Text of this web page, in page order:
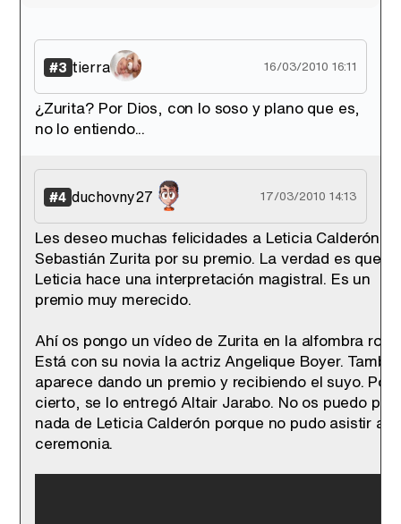
#3 tierra 16/03/2010 16:11
¿Zurita? Por Dios, con lo soso y plano que es,
no lo entiendo...
#4 duchovny27 17/03/2010 14:13
Les deseo muchas felicidades a Leticia Calderón y
Sebastián Zurita por su premio. La verdad es que
Leticia hace una interpretación magistral. Es un
premio muy merecido.
Ahí os pongo un vídeo de Zurita en la alfombra roja.
Está con su novia la actriz Angelique Boyer.
aparece dando un premio y recibiendo el suyo. Por
cierto, se lo entregó Altair Jarabo. No os puedo
nada de Leticia Calderón porque no pudo asistir a la
ceremonia.